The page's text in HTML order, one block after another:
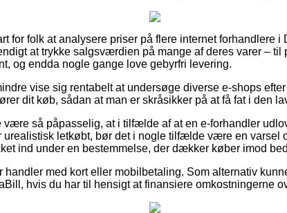
for folk at analysere priser på flere internet forhandlere i
at trykke salgsværdien på mange af deres varer – til
og endda nogle gange love gebyrfri levering.
vise sig rentabelt at undersøge diverse e-shops
dit køb, sådan at man er skråsikker på at få fat i den
være så påpasselig, at i tilfælde af at en e-forhandler
urealistisk letkøbt, bør det i nogle tilfælde være en varsel
ind under en bestemmelse, der dækker køber imod
handler med kort eller mobilbetaling. Som alternativ
hvis du har til hensigt at finansiere omkostningerne